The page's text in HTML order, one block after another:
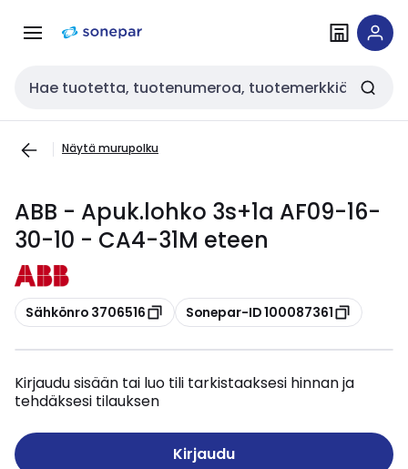
navigointiinsisältöön
Haku
Näytä murupolku
ABB - Apuk.lohko 3s+1a AF09-16-
30-10 - CA4-31M eteen
Kopioi
Sähkönro 3706516 Kopioi
Sonepar-ID 100087361
Kirjaudu sisään tai luo tili tarkistaaksesi hinnan ja
tehdäksesi tilauksen
Kirjaudu